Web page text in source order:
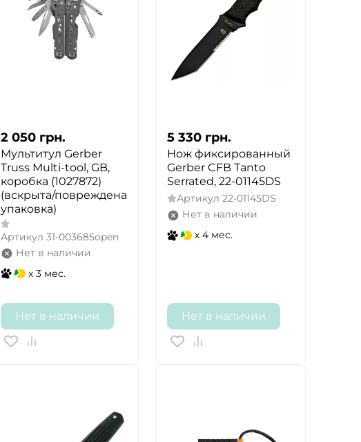
2 050 грн.
Мультитул Gerber
Truss Multi-tool, GB,
коробка (1027872)
(вскрыта/повреждена
упаковка)
Артикул 31-003685open
Нет в наличии
x 3 мес.
Нет в наличии
5 330 грн.
Нож фиксированный
Gerber CFB Tanto
Serrated, 22-01145DS
Артикул 22-01145DS
Нет в наличии
x 4 мес.
Нет в наличии